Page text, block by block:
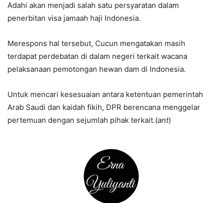
Adahi akan menjadi salah satu persyaratan dalam
penerbitan visa jamaah haji Indonesia.
Merespons hal tersebut, Cucun mengatakan masih
terdapat perdebatan di dalam negeri terkait wacana
pelaksanaan pemotongan hewan dam di Indonesia.
Untuk mencari kesesuaian antara ketentuan pemerintah
Arab Saudi dan kaidah fikih, DPR berencana menggelar
pertemuan dengan sejumlah pihak terkait.(ant)